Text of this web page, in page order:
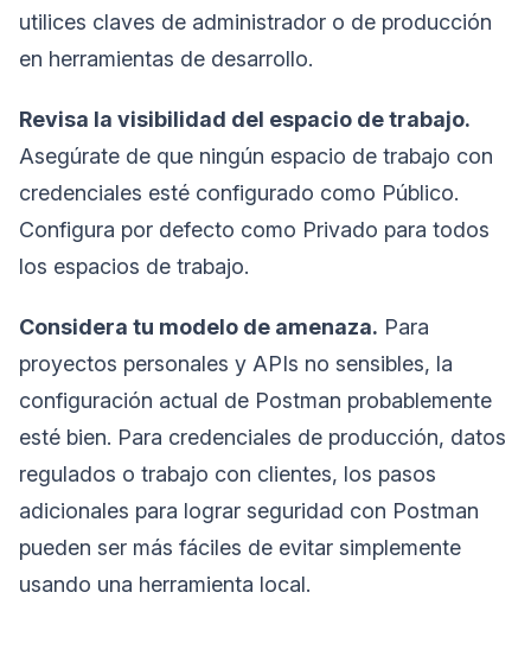
utilices claves de administrador o de producción
en herramientas de desarrollo.
Revisa la visibilidad del espacio de trabajo.
Asegúrate de que ningún espacio de trabajo con
credenciales esté configurado como Público.
Configura por defecto como Privado para todos
los espacios de trabajo.
Considera tu modelo de amenaza. Para
proyectos personales y APIs no sensibles, la
configuración actual de Postman probablemente
esté bien. Para credenciales de producción, datos
regulados o trabajo con clientes, los pasos
adicionales para lograr seguridad con Postman
pueden ser más fáciles de evitar simplemente
usando una herramienta local.